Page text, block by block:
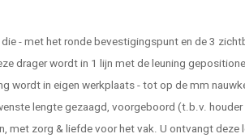
- met het ronde bevestigingspunt en de 3
drager wordt in 1 lijn met de leuning
wordt in eigen werkplaats - tot op de mm
lengte gezaagd, voorgeboord (t.b.v. houder
met zorg & liefde voor het vak. U ontvangt deze